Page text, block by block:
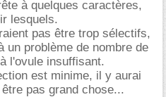
à quelques caractères,
lesquels.
pas être trop sélectifs,
un problème de nombre de
l'ovule insuffisant.
est minime, il y aurai
pas grand chose...